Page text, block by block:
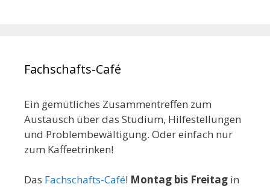
Fachschafts-Café
Ein gemütliches Zusammentreffen zum
Austausch über das Studium, Hilfestellungen
und Problembewältigung. Oder einfach nur
zum Kaffeetrinken!
Das Fachschafts-Café! Montag bis Freitag in